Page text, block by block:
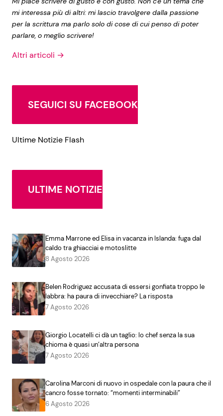
mi interessa più di altri: mi lascio travolgere dalla passione
per la scrittura ma parlo solo di cose di cui penso di poter
parlare, o meglio scrivere!
Altri articoli →
SEGUICI SU FACEBOOK
Ultime Notizie Flash
ULTIME NOTIZIE
Emma Marrone ed Elisa in vacanza in Islanda: fuga dal
caldo tra ghiacciai e motoslitte
8 Agosto 2026
Belen Rodriguez accusata di essersi gonfiata troppo le
labbra: ha paura di invecchiare? La risposta
7 Agosto 2026
Giorgio Locatelli ci dà un taglio: lo chef senza la sua
chioma è quasi un’altra persona
7 Agosto 2026
Carolina Marconi di nuovo in ospedale con la paura che il
cancro fosse tornato: “momenti interminabili”
6 Agosto 2026